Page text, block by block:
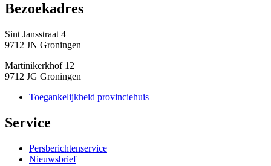
Bezoekadres
Sint Jansstraat 4
9712 JN Groningen
Martinikerkhof 12
9712 JG Groningen
Toegankelijkheid provinciehuis
Service
Persberichtenservice
Nieuwsbrief